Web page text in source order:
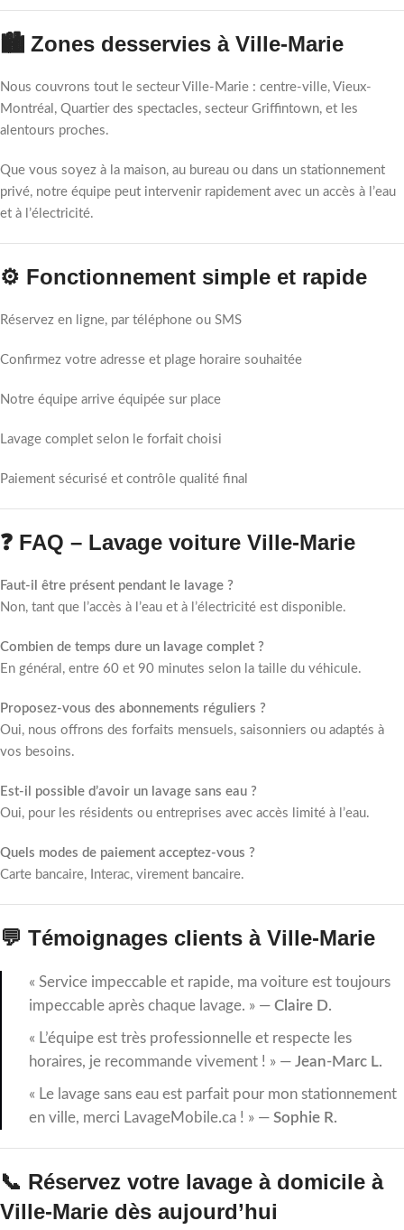
🏙️ Zones desservies à Ville-Marie
Nous couvrons tout le secteur Ville-Marie : centre-ville, Vieux-
Montréal, Quartier des spectacles, secteur Griffintown, et les
alentours proches.
Que vous soyez à la maison, au bureau ou dans un stationnement
privé, notre équipe peut intervenir rapidement avec un accès à l’eau
et à l’électricité.
⚙️ Fonctionnement simple et rapide
Réservez en ligne, par téléphone ou SMS
Confirmez votre adresse et plage horaire souhaitée
Notre équipe arrive équipée sur place
Lavage complet selon le forfait choisi
Paiement sécurisé et contrôle qualité final
❓ FAQ – Lavage voiture Ville-Marie
Faut-il être présent pendant le lavage ?
Non, tant que l’accès à l’eau et à l’électricité est disponible.
Combien de temps dure un lavage complet ?
En général, entre 60 et 90 minutes selon la taille du véhicule.
Proposez-vous des abonnements réguliers ?
Oui, nous offrons des forfaits mensuels, saisonniers ou adaptés à
vos besoins.
Est-il possible d’avoir un lavage sans eau ?
Oui, pour les résidents ou entreprises avec accès limité à l’eau.
Quels modes de paiement acceptez-vous ?
Carte bancaire, Interac, virement bancaire.
💬 Témoignages clients à Ville-Marie
« Service impeccable et rapide, ma voiture est toujours
impeccable après chaque lavage. » — Claire D.
« L’équipe est très professionnelle et respecte les
horaires, je recommande vivement ! » — Jean-Marc L.
« Le lavage sans eau est parfait pour mon stationnement
en ville, merci LavageMobile.ca ! » — Sophie R.
📞 Réservez votre lavage à domicile à
Ville-Marie dès aujourd’hui